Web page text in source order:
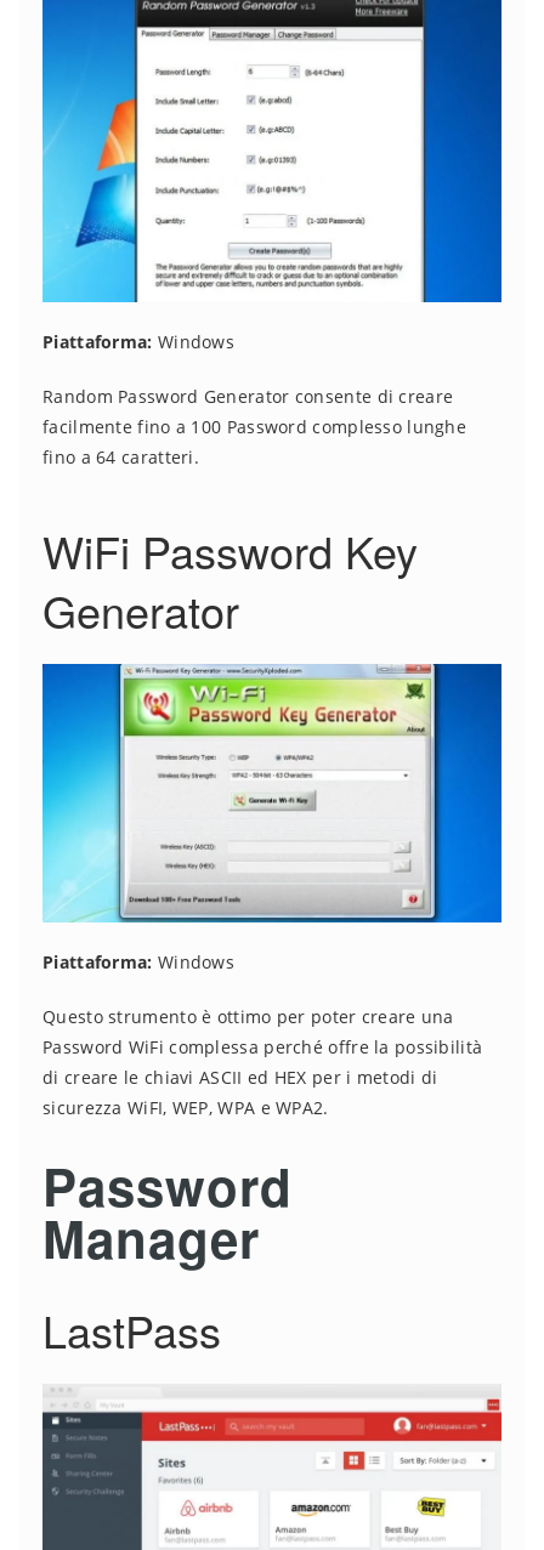
Piattaforma: Windows
Random Password Generator consente di creare
facilmente fino a 100 Password complesso lunghe
fino a 64 caratteri.
WiFi Password Key
Generator
Piattaforma: Windows
Questo strumento è ottimo per poter creare una
Password WiFi complessa perché offre la possibilità
di creare le chiavi ASCII ed HEX per i metodi di
sicurezza WiFI, WEP, WPA e WPA2.
Password
Manager
LastPass